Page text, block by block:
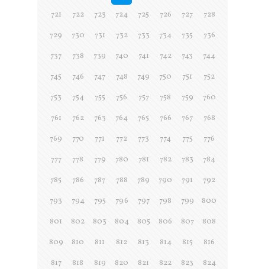
721
722 723 724 725 726 727
728
729
730 731 732 733 734 735
736
737
738 739 740 741 742 743
744
745
746 747 748 749 750 751
752
753
754 755 756 757 758 759
760
761
762 763 764 765 766 767
768
769
770 771 772 773 774 775
776
777
778 779 780 781 782 783
784
785
786 787 788 789 790 791
792
793
794 795 796 797 798 799
800
801
802 803 804 805 806 807
808
809
810 811 812 813 814 815
816
817
818 819 820 821 822 823
824